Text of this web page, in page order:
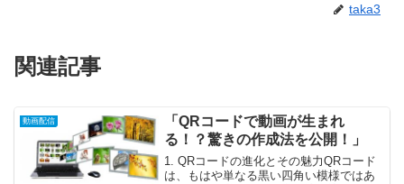
taka3
関連記事
動画配信
「QRコードで動画が生まれ
る！？驚きの作成法を公開！」
1. QRコードの進化とその魅力QRコード
は、もはや単なる黒い四角い模様ではあ